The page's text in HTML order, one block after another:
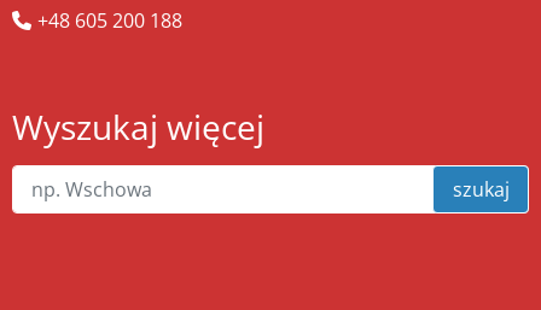
+48 605 200 188
Wyszukaj więcej
szukaj